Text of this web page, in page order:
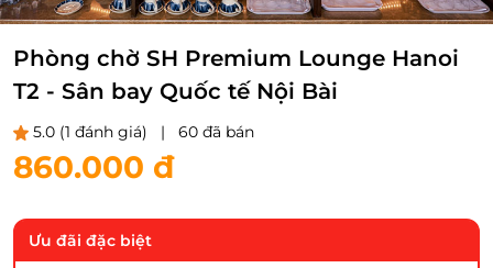
Phòng chờ SH Premium Lounge Hanoi
T2 - Sân bay Quốc tế Nội Bài
5.0 (1 đánh giá) | 60 đã bán
860.000 đ
Ưu đãi đặc biệt